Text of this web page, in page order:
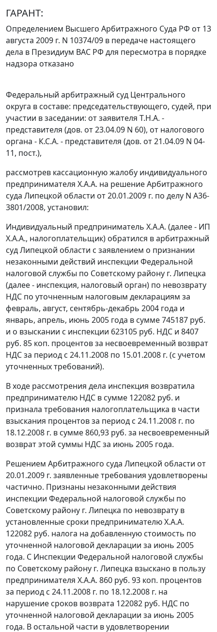
ГАРАНТ:
Определением Высшего Арбитражного Суда РФ от 13
августа 2009 г. N 10374/09 в передаче настоящего
дела в Президиум ВАС РФ для пересмотра в порядке
надзора отказано
Федеральный арбитражный суд Центрального
округа в составе: председательствующего, судей, при
участии в заседании: от заявителя Т.Н.А. -
представителя (дов. от 23.04.09 N 60), от налогового
органа - К.С.А. - представителя (дов. от 21.04.09 N 04-
11, пост.),
рассмотрев кассационную жалобу индивидуального
предпринимателя Х.А.А. на решение Арбитражного
суда Липецкой области от 20.01.2009 г. по делу N А36-
3801/2008, установил:
Индивидуальный предприниматель Х.А.А. (далее - ИП
Х.А.А., налогоплательщик) обратился в арбитражный
суд Липецкой области с заявлением о признании
незаконными действий инспекции Федеральной
налоговой службы по Советскому району г. Липецка
(далее - инспекция, налоговый орган) по невозврату
НДС по уточненным налоговым декларациям за
февраль, август, сентябрь-декабрь 2004 года и
январь, апрель, июнь 2005 года в сумме 745187 руб.
и о взыскании с инспекции 623105 руб. НДС и 8407
руб. 85 коп. процентов за несвоевременный возврат
НДС за период с 24.11.2008 по 15.01.2008 г. (с учетом
уточненных требований).
В ходе рассмотрения дела инспекция возвратила
предпринимателю НДС в сумме 122082 руб. и
признала требования налогоплательщика в части
взыскания процентов за период с 24.11.2008 г. по
18.12.2008 г. в сумме 860,93 руб. за несвоевременный
возврат этой суммы НДС за июнь 2005 года.
Решением Арбитражного суда Липецкой области от
20.01.2009 г. заявленные требования удовлетворены
частично. Признаны незаконными действия
инспекции Федеральной налоговой службы по
Советскому району г. Липецка по невозврату в
установленные сроки предпринимателю Х.А.А.
122082 руб. налога на добавленную стоимость по
уточненной налоговой декларации за июнь 2005
года. С Инспекции Федеральной налоговой службы
по Советскому району г. Липецка взыскано в пользу
предпринимателя Х.А.А. 860 руб. 93 коп. процентов
за период с 24.11.2008 г. по 18.12.2008 г. на
нарушение сроков возврата 122082 руб. НДС по
уточненной налоговой декларации за июнь 2005
года. В остальной части в удовлетворении